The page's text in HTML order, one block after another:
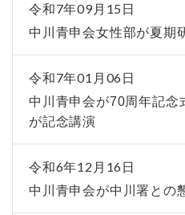
令和7年09月15日
中川青申会女性部が夏期
令和7年01月06日
中川青申会が70周年記念
が記念講演
令和6年12月16日
中川青申会が中川署との